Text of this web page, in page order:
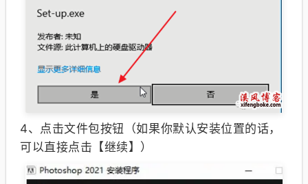
4、 点击文件包按钮（如果你默认安装位置的话，
可以直接点击【继续】）